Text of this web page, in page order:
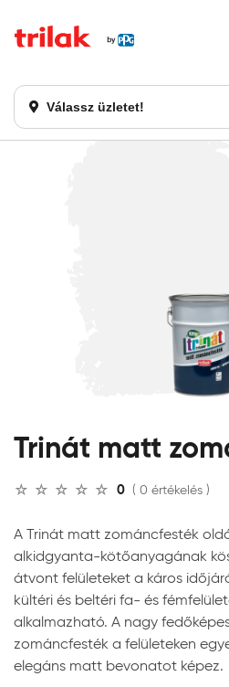
Válassz üzletet!
Fontos tájékoztatás!
Trinát matt
0 ( 0 értékelés )
A Trinát matt zománcfesték
alkidgyanta-kötőanyagának
átvont felületeket a káros
kültéri és beltéri fa- és
alkalmazható. A nagy
zománcfesték a felületeken
elegáns matt bevonatot képez.